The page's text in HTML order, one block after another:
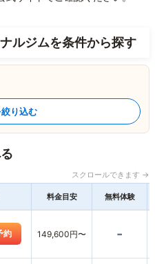
ルジムを条件から探す
り込む
スクロールできます →
料金目安 無料体験
約 149,600円〜 -